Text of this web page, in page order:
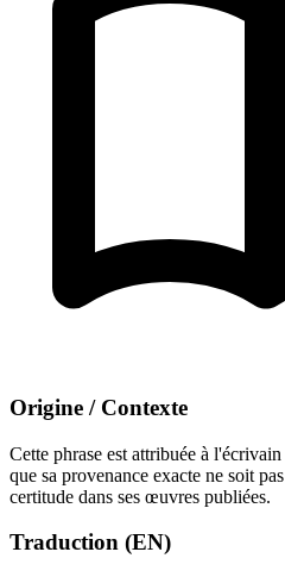
Origine / Contexte
Cette phrase est attribuée à
que sa provenance exacte ne soit
certitude dans ses œuvres publiées.
Traduction (EN)